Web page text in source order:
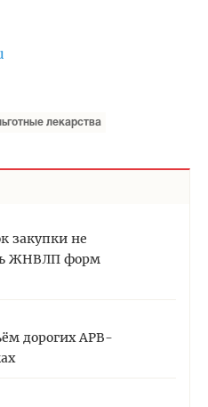
лекарства
закупки не
ЖНВЛП форм
дорогих АРВ-